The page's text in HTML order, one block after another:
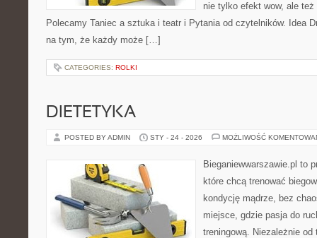
nie tylko efekt wow, ale
Polecamy Taniec a sztuka i teatr i Pytania od czytelników. Idea
na tym, że każdy może […]
CATEGORIES: ROLKI
DIETETYKA
POSTED BY ADMIN STY - 24 - 2026 MOŻLIWOŚĆ
Bieganiewwarszawie.pl to
które chcą trenować
kondycję mądrze, bez
miejsce, gdzie pasja do
treningową. Niezależnie